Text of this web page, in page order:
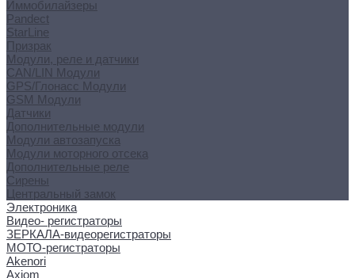
Иммобилайзеры
Pandect
StarLine
Призрак
Модули, реле и датчики
CAN/LIN Модули
GPS/Глонасс Модули
GSM Модули
Датчики
Дополнительные модули
Модули автозапуска
Модули моторного отсека
Дополнительные реле
Сирены
Центральный замок
Электроника
Видео- регистраторы
ЗЕРКАЛА-видеорегистраторы
МОТО-регистраторы
Akenori
Axiom